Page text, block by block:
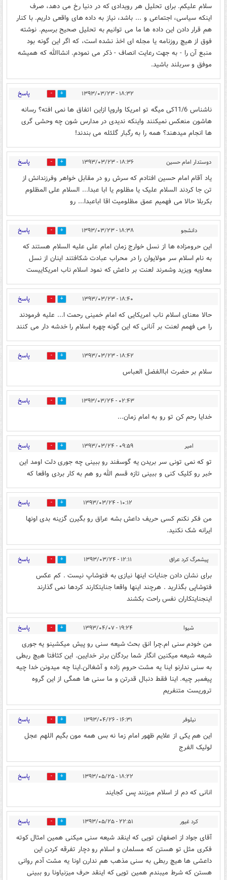
سلام علیکم. برای تحلیل هر رویدادی که در دنیا رخ می دهد، صرف
اینکه سیاسی، اجتماعی و ... باشد، نیاز به داده های واقعی داریم. با کنار
هم قرار دادن این داده ها ما می توانیم به تحلیل صحیح برسیم. نوشته
فوق از هیچ روزنامه یا مجله ای اخذ نشده است، که اگر این گونه بود
منبع آن را - به جهت رعایت انصاف - ذکر می نمودم. انشاالله که همیشه
موفق و سربلند باشید.
۱۸:۳۲ - ۱۳۹۳/۰۳/۲۳ 0 پاسخ
ناشناس 11/6کی میگه تو امریکا واروپا ازاین اتفاق ها نمی افته؟ رسانه
هاشون منعکس نمیکنند واینکه ندیدی در مدارس شون چه وحشی گری
ها انجام میدهند؟ همه را به رگبار گلئله می بندند!
دوستدار امام حسین ۱۸:۳۶ - ۱۳۹۳/۰۳/۲۳ 0 پاسخ
یاد آقام امام حسین افتادم که سرش رو در مقابل خواهر وفرزندانش از
تن جا کردند السلام علیک یا مظلوم یا ابا عبدا... السلام علی المظلوم
بکربلا حالا می فهمیم عمق مظلومیت اقا اباعبدا... رو
دانشجو ۱۸:۳۸ - ۱۳۹۳/۰۳/۲۳ 0 پاسخ
این حرومزاده ها از نسل خوارج زمان امام علی علیه السلام هستند که
به نام اسلام سر مولایوان را در محراب عبادت شکافتند اینان از نسل
معاویه ویزید وشمرند لعنت بر داعش که نمود اسلام ناب امریکاییست
۱۸:۴۰ - ۱۳۹۳/۰۳/۲۳ 0 پاسخ
حالا معنای اسلام ناب امریکایی که امام خمینی رحمت ا... علیه فرمودند
را می فهمم لعنت بر آنانی که این گونه چهره اسلام را خدشه دار می کنند
۱۸:۴۲ - ۱۳۹۳/۰۳/۲۳ 0 پاسخ
سلام بر حضرت اباالفضل العباس
۰۲:۴۳ - ۱۳۹۳/۰۳/۲۴ 0 پاسخ
خدایا رحم کن تو رو به امام زمان...
امیر ۰۹:۵۹ - ۱۳۹۳/۰۳/۲۴ 0 پاسخ
تو که نمی تونی سر بریدن یه گوسفند رو ببینی چه جوری دلت اومد این
خبر رو کلیک کنی و ببینی تازه قسم الله رو هم به کار بردی واقعا که
۱۰:۱۲ - ۱۳۹۳/۰۳/۲۴ 0 پاسخ
من فکر نکنم کسی حریف داعش بشه عراق رو بگیرن گزینه بدی اونها
ایرانه شک نکنید.
پیشمرگ کرد عراق ۱۲:۱۱ - ۱۳۹۳/۰۳/۲۴ 0 پاسخ
برای نشان دادن جنایات اینها نیازی به فتوشاپ نیست . کم عکس
فتوشاپی بگذارید . هرچند اینها واقعا جنایتکارند کردها نمی گذارند
اینجنایتکاران نفس راحت بکشند
شیوا ۱۹:۲۴ - ۱۳۹۳/۰۴/۰۷ 0 پاسخ
من خودم سنی ام.چرا انق بحث شیعه سنی رو پیش میکشینو یه جوری
شیعه شیعه میکنین انگار شما بردگان برتر خدایین. این کثافتا هیچ ربطی
به سنی ندارنو اینا یه مشت حروم زاده و آشغالن.اینا چه میدونن خدا چیه
پیغمبر چیه. اینا فقط دنبال قدرتن و ما سنی ها همگی از این گروه
تروریست متنفریم
نیلوفر ۱۶:۳۱ - ۱۳۹۳/۰۴/۲۶ 0 پاسخ
این هم یکی از علایم ظهور امام زما نه بس همه مون بگیم اللهم عجل
لولیک الفرج
۱۸:۲۲ - ۱۳۹۳/۰۵/۲۵ 0 پاسخ
انانی که دم از اسلام میزنند پس کجایند
کرد غیور ۲۲:۵۱ - ۱۳۹۳/۰۵/۲۵ 0 پاسخ
آقای جواد از اصفهان تویی که اینقد شیعه سنی میکنی همین امثال کوته
فکری مثل تو هستن که مسلمان و اسلام رو دچار تفرقه کردن این
داعشی ها هیچ ربطی به سنی مذهب هم ندارن اونا یه مشت آدم روانی
هستن که شرط میبندم همین تویی که اینقد حرف میزنیاونا رو ببینی